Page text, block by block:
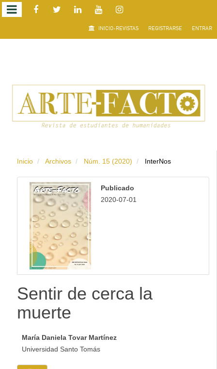
Salto
rápido
contenido
Navegación
principal
Contenido
principal
lateral
INICIO-REVISTAS REGISTRARSE ENTRAR
Inicio Archivos Núm. 15 (2020) InterNos
Publicado
2020-07-01
Sentir de cerca la
muerte
María Daniela Tovar Martínez
Universidad Santo Tomás